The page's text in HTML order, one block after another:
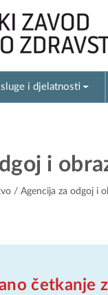
i djelatnosti
i
/ Agencija za odgoj i
četkanje